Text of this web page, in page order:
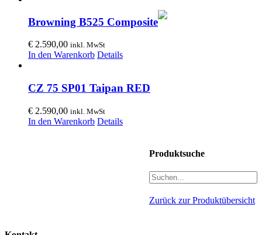
Browning B525 Composite
€ 2.590,00 inkl. MwSt
In den Warenkorb Details
CZ 75 SP01 Taipan RED
€ 2.590,00 inkl. MwSt
In den Warenkorb Details
Produktsuche
Zurück zur Produktübersicht